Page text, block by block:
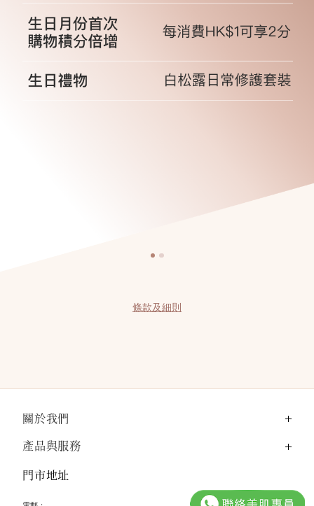
條款及細則
關於我們
產品與服務
門市地址